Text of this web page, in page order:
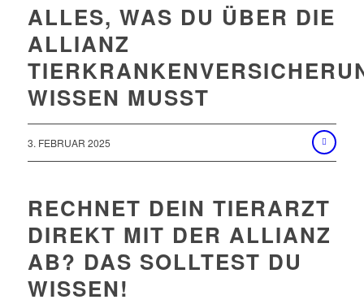
ALLES, WAS DU ÜBER DIE
ALLIANZ
WISSEN MUSST
3. FEBRUAR 2025
RECHNET DEIN TIERARZT
DIREKT MIT DER ALLIANZ
AB? DAS SOLLTEST DU
WISSEN!